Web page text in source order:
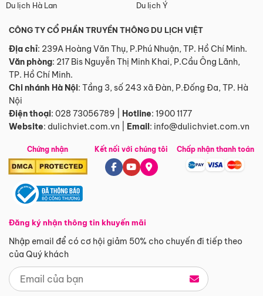
Du lịch Hà Lan
Du lịch Ý
CÔNG TY CỔ PHẦN TRUYỀN THÔNG DU LỊCH VIỆT
Địa chỉ: 239A Hoàng Văn Thụ, P.Phú Nhuận, TP. Hồ Chí Minh.
Văn phòng: 217 Bis Nguyễn Thị Minh Khai, P.Cầu Ông Lãnh,
TP. Hồ Chí Minh.
Chi nhánh Hà Nội: Tầng 3, số 243 xã Đàn, P.Đống Đa, TP. Hà
Nội
Điện thoại: 028 73056789 Hotline: 1900 1177
Website: dulichviet.com.vn Email: info@dulichviet.com.vn
Chứng nhận
Đăng ký nhận thông tin khuyến mãi
Nhập email để có cơ hội giảm 50% cho chuyến đi tiếp theo
của Quý khách
Kết nối với chúng tôi Chấp nhận thanh toán